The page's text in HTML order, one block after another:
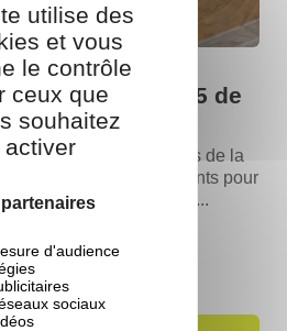
utilise des
et vous
le contrôle
ceux que
souhaitez
activer
d'audience
sociaux
bases d’été 2025 de
ligne !
été, les Bases Francas de la
sur trois temps différents pour
tout au long de...